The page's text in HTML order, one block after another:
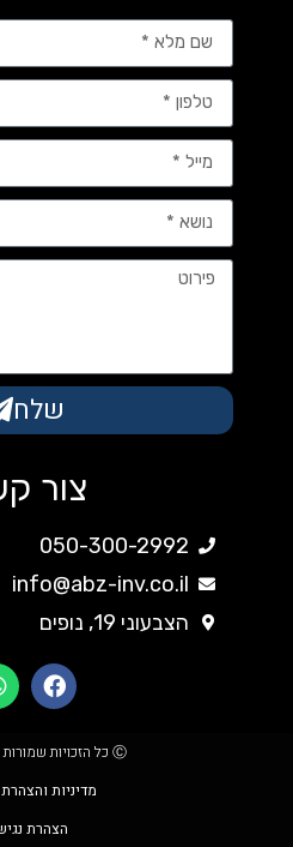
שלח
צור
050-300-2992
info@abz-inv.co.il
הצבעוני 19, נופים
Ⓒ כל הזכויות שמורות לאבי בן זיקרי
מדיניות
הצהרת